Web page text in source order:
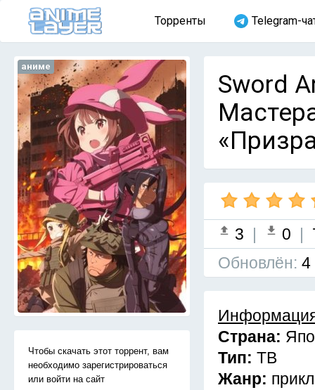
Торренты Telegram-
аниме
Чтобы скачать этот торрент, вам
необходимо зарегистрироваться
или войти на сайт
Sword
3 | 0 |
Обновлён: 4
Страна:
Тип: ТВ
Жанр: